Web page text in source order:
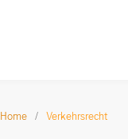
Home / Verkehrsrecht